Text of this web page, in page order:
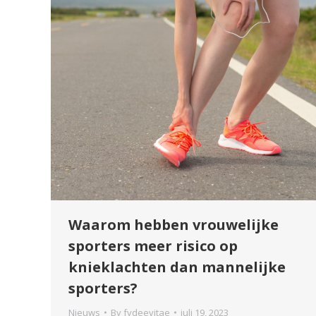
Waarom hebben vrouwelijke
sporters meer risico op
knieklachten dan mannelijke
sporters?
Nieuws By fydeevitae juli 19, 2023